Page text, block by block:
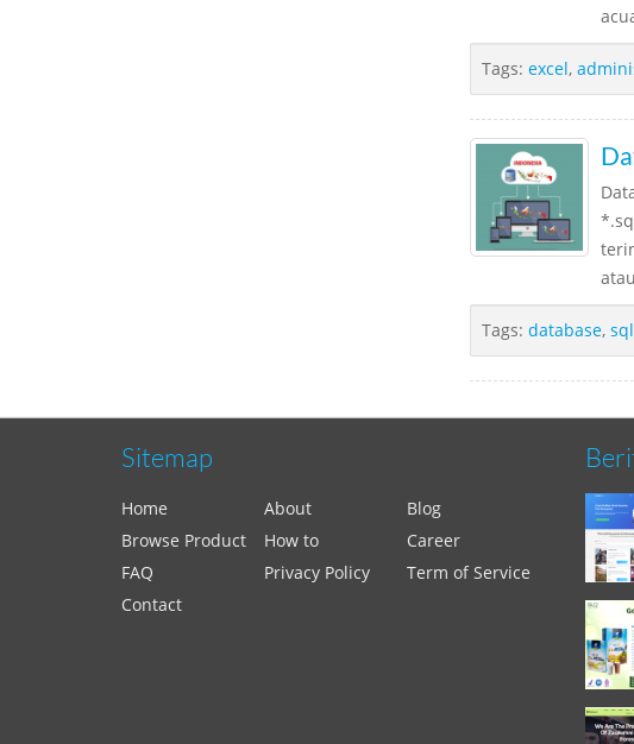
Tags: excel,
Tags: database, sql
Sitemap
Home About
Blog
Browse Product
How to
Career
FAQ
Privacy Policy
Term of Service
Contact